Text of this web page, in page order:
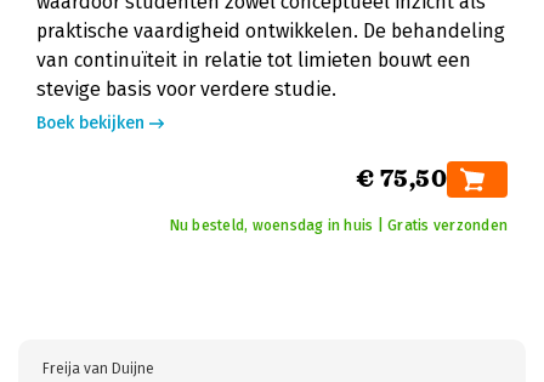
praktische vaardigheid ontwikkelen. De behandeling
van continuïteit in relatie tot limieten bouwt een
stevige basis voor verdere studie.
Boek bekijken
€ 75,50
Nu besteld, woensdag in huis | Gratis verzonden
Freija van Duijne